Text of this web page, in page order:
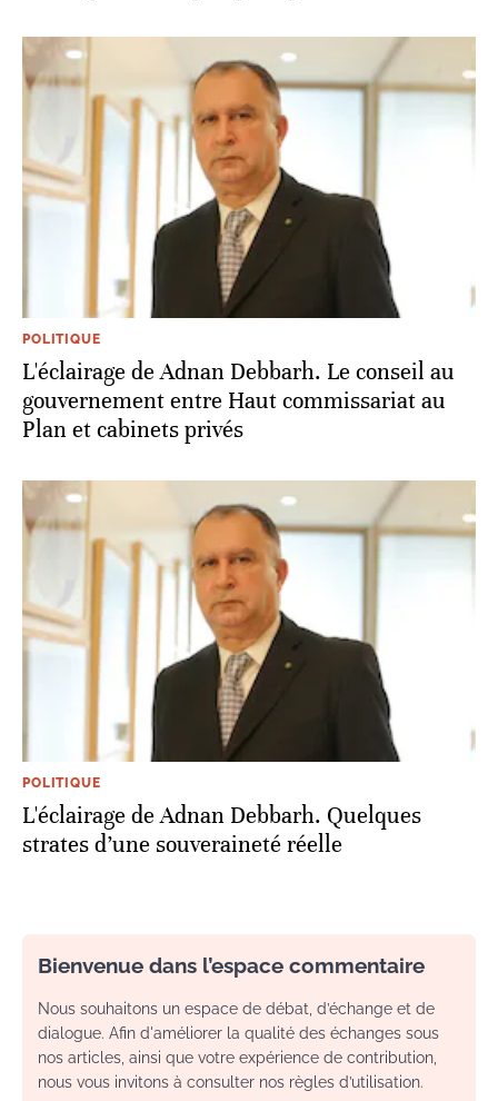
POLITIQUE
L'éclairage de Adnan Debbarh. Le conseil au
gouvernement entre Haut commissariat au
Plan et cabinets privés
POLITIQUE
L'éclairage de Adnan Debbarh. Quelques
strates d’une souveraineté réelle
Bienvenue dans l’espace commentaire
Nous souhaitons un espace de débat, d’échange et de
dialogue. Afin d'améliorer la qualité des échanges sous
nos articles, ainsi que votre expérience de contribution,
nous vous invitons à consulter nos règles d’utilisation.